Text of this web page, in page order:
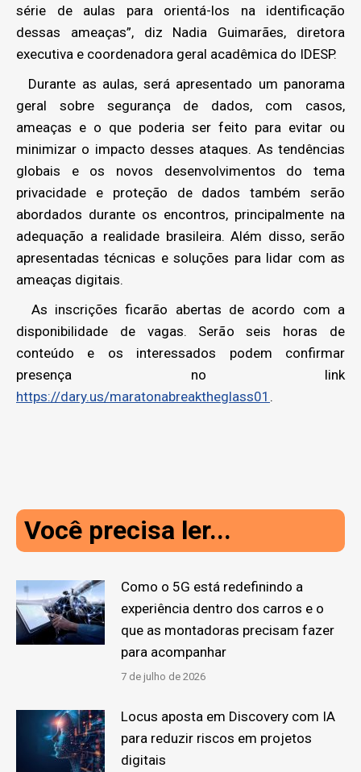
série de aulas para orientá-los na identificação
dessas ameaças”, diz Nadia Guimarães, diretora
executiva e coordenadora geral acadêmica do IDESP.
Durante as aulas, será apresentado um panorama
geral sobre segurança de dados, com casos,
ameaças e o que poderia ser feito para evitar ou
minimizar o impacto desses ataques. As tendências
globais e os novos desenvolvimentos do tema
privacidade e proteção de dados também serão
abordados durante os encontros, principalmente na
adequação a realidade brasileira. Além disso, serão
apresentadas técnicas e soluções para lidar com as
ameaças digitais.
As inscrições ficarão abertas de acordo com a
disponibilidade de vagas. Serão seis horas de
conteúdo e os interessados podem confirmar
presença no link
https://dary.us/maratonabreaktheglass01 .
Você precisa ler...
Como o 5G está redefinindo a
experiência dentro dos carros e o
que as montadoras precisam fazer
para acompanhar
7 de julho de 2026
Locus aposta em Discovery com IA
para reduzir riscos em projetos
digitais